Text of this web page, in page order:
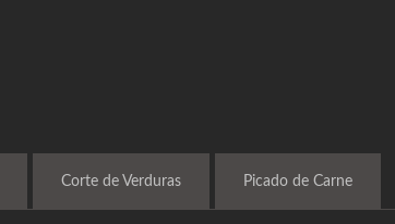
Corte de Verduras Picado de Carne